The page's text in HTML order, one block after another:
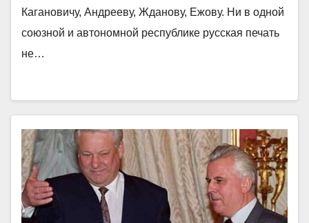
Кагановичу, Андрееву, Жданову, Ежову. Ни в одной
союзной и автономной республике русская печать
не…